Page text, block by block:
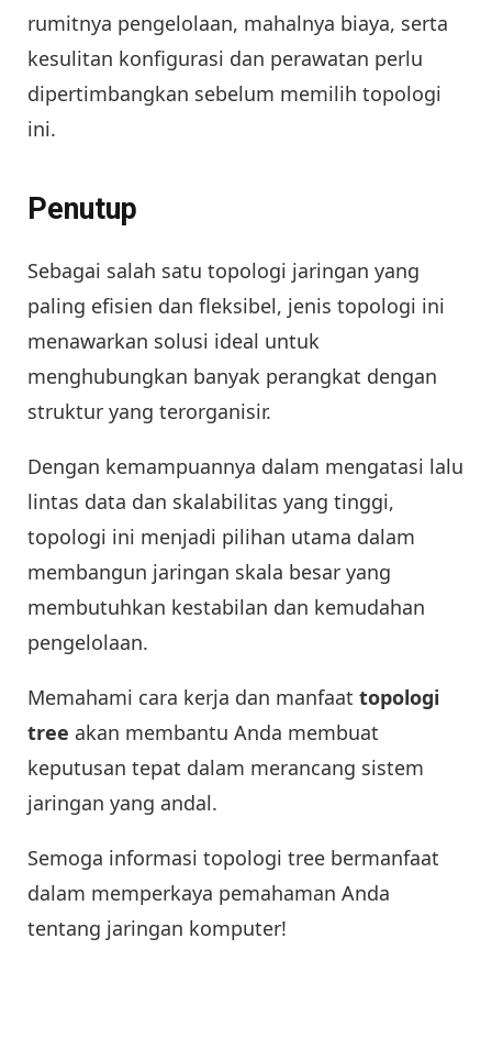
rumitnya pengelolaan, mahalnya biaya, serta
kesulitan konfigurasi dan perawatan perlu
dipertimbangkan sebelum memilih topologi
ini.
Penutup
Sebagai salah satu topologi jaringan yang
paling efisien dan fleksibel, jenis topologi ini
menawarkan solusi ideal untuk
menghubungkan banyak perangkat dengan
struktur yang terorganisir.
Dengan kemampuannya dalam mengatasi lalu
lintas data dan skalabilitas yang tinggi,
topologi ini menjadi pilihan utama dalam
membangun jaringan skala besar yang
membutuhkan kestabilan dan kemudahan
pengelolaan.
Memahami cara kerja dan manfaat topologi
tree akan membantu Anda membuat
keputusan tepat dalam merancang sistem
jaringan yang andal.
Semoga informasi topologi tree bermanfaat
dalam memperkaya pemahaman Anda
tentang jaringan komputer!